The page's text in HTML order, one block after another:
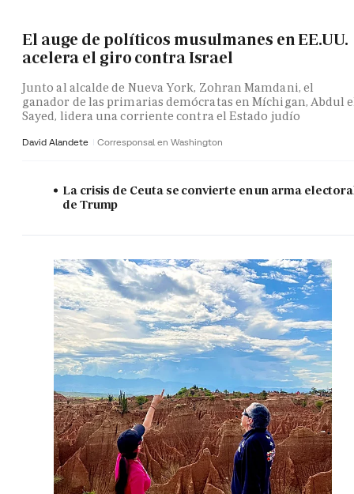
El auge de políticos musulmanes en EE.UU.
acelera el giro contra Israel
Junto al alcalde de Nueva York, Zohran Mamdani, el
ganador de las primarias demócratas en Míchigan, Abdul
Sayed, lidera una corriente contra el Estado judío
David Alandete Corresponsal en Washington
La crisis de Ceuta se convierte en un arma
de Trump